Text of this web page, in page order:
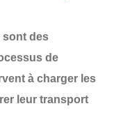
sont des
de
à charger les
leur transport